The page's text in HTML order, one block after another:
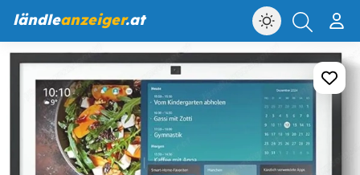
ländleanzeiger.at